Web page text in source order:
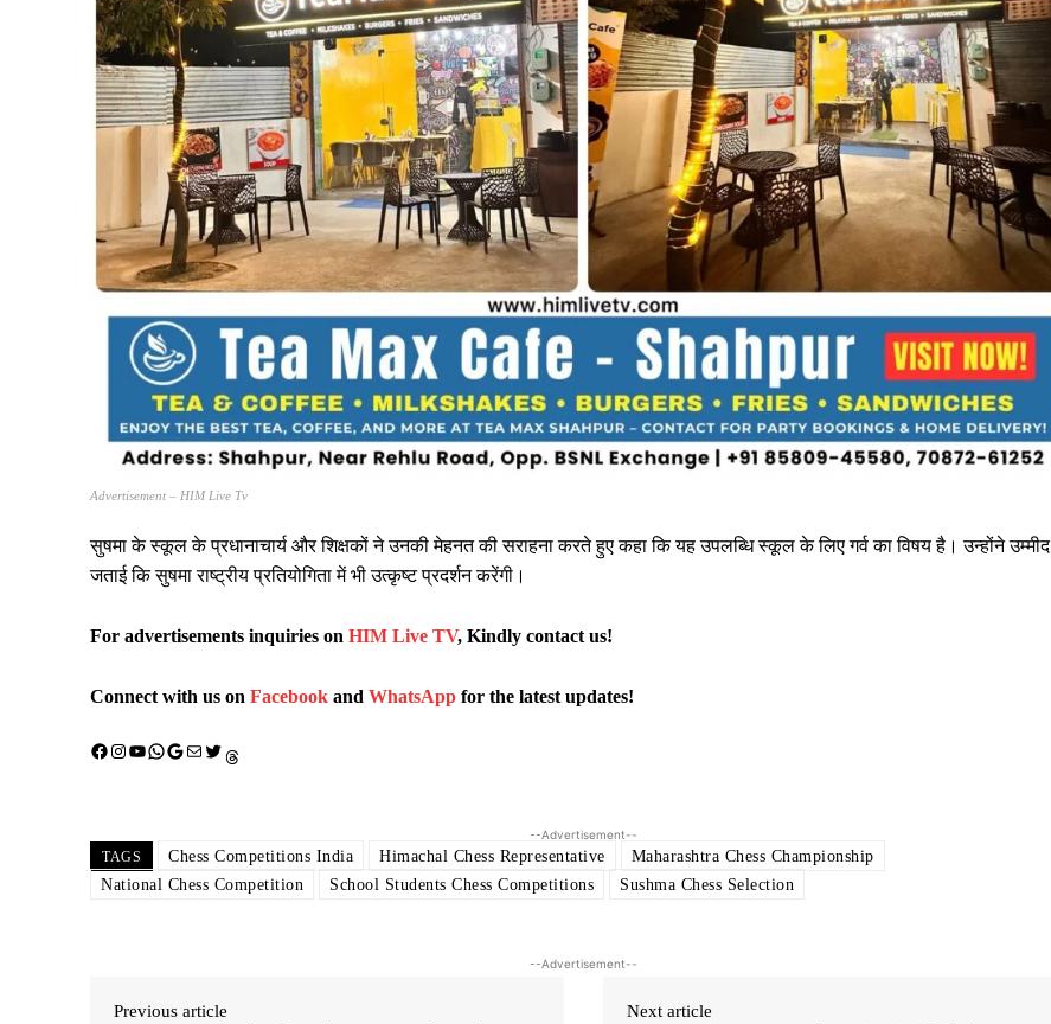
Advertisement – HIM Live Tv
सुषमा के स्कूल के प्रधानाचार्य और शिक्षकों ने उनकी मेहनत की सराहना करते हुए कहा कि यह उपलब्धि स्कूल के लिए गर्व का विषय है। उन्होंने उम्मीद
जताई कि सुषमा राष्ट्रीय प्रतियोगिता में भी उत्कृष्ट प्रदर्शन करेंगी।
For advertisements inquiries on HIM Live TV, Kindly contact us!
Connect with us on Facebook and WhatsApp for the latest updates!
Facebook Instagram YouTube WhatsApp Google Mail X (Twitter) Threads
--Advertisement--
TAGS Chess Competitions India Himachal Chess Representative
Maharashtra Chess Championship
National Chess Competition
School Students Chess Competitions Sushma Chess Selection
--Advertisement--
Previous article Next article